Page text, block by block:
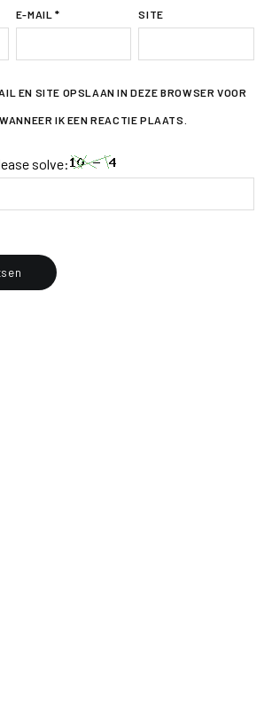
E-MAIL * SITE
EN SITE OPSLAAN IN DEZE BROWSER VOOR
IK EEN REACTIE PLAATS.
solve: